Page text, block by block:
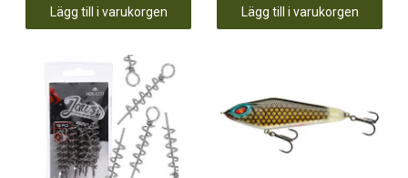
Lägg till i varukorgen Lägg till i varukorgen